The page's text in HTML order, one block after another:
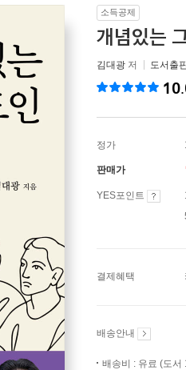
소득공제
개념있는
김대광 저 도서출
정가
판매가
YES포인트
결제혜택
배송안내
배송비 : 유료 (도